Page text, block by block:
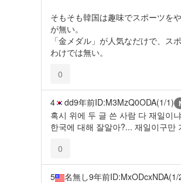
そもそも韓国は趣味でスポーツを
が無い。
「金メダル」が人気なだけで、ス
わけでは無い。
0
4 dd9年前ID:M3MzQ0ODA(1/1)
혹시 위에 두 글 쓴 사람 다 재일이
한국에 대해 잘알아?... 재일이구만
0
5 名無し9年前ID:MxODcxNDA(1/